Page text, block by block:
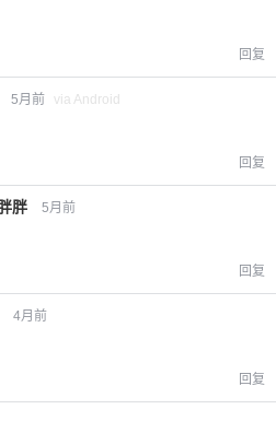
回复
5月前 via Android
回复
胖 5月前
回复
4月前
回复